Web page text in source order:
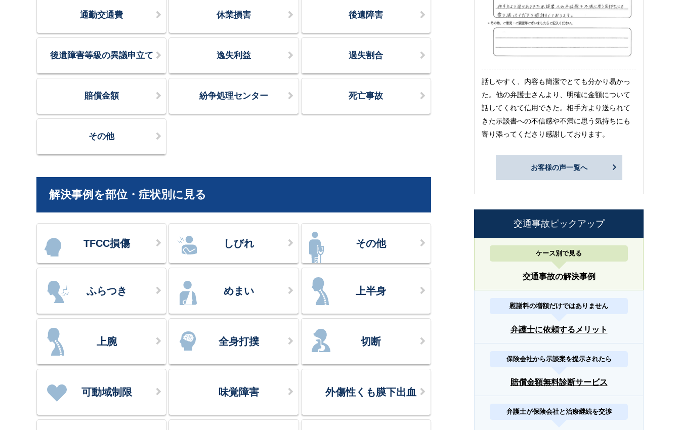
通勤交通費 休業損害 後遺障害
後遺障害等級の異議申立て 逸失利益 過失割合
賠償金額 紛争処理センター 死亡事故
その他
解決事例を部位・症状別に見る
TFCC損傷 しびれ その他
ふらつき めまい 上半身
上腕 全身打撲 切断
可動域制限 味覚障害 外傷性くも膜下出血
話しやすく、内容も簡潔でとても分かり易かっ
た。他の弁護士さんより、明確に金額について
話してくれて信用できた。相手方より送られて
きた示談書への不信感や不満に思う気持ちにも
寄り添ってくださり感謝しております。
お客様の声一覧へ
交通事故ピックアップ
ケース別で見る
交通事故の解決事例
慰謝料の増額だけではありません
弁護士に依頼するメリット
保険会社から示談案を提示されたら
賠償金額無料診断サービス
弁護士が保険会社と治療継続を交渉